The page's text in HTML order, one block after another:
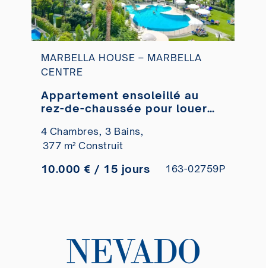
MARBELLA HOUSE – MARBELLA
CENTRE
Appartement ensoleillé au
rez-de-chaussée pour louer
Centro
4 Chambres, 3 Bains,
377 m² Construit
10.000 € / 15 jours 163-02759P